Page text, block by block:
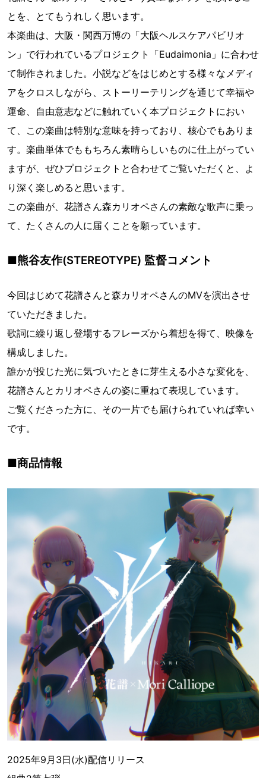
とを、とてもうれしく思います。
本楽曲は、大阪・関西万博の「大阪ヘルスケアパビリオ
ン」で行われているプロジェクト「Eudaimonia」に合わせ
て制作されました。小説などをはじめとする様々なメディ
アをクロスしながら、ストーリーテリングを通じて幸福や
運命、自由意志などに触れていく本プロジェクトにおい
て、この楽曲は特別な意味を持っており、核心でもありま
す。楽曲単体でももちろん素晴らしいものに仕上がってい
ますが、ぜひプロジェクトと合わせてご覧いただくと、よ
り深く楽しめると思います。
この楽曲が、花譜さん森カリオペさんの素敵な歌声に乗っ
て、たくさんの人に届くことを願っています。
■熊谷友作(STEREOTYPE) 監督コメント
今回はじめて花譜さんと森カリオペさんのMVを演出させ
ていただきました。
歌詞に繰り返し登場するフレーズから着想を得て、映像を
構成しました。
誰かが投じた光に気づいたときに芽生える小さな変化を、
花譜さんとカリオペさんの姿に重ねて表現しています。
ご覧くださった方に、その一片でも届けられていれば幸い
です。
■商品情報
2025年9月3日(水)配信リリース